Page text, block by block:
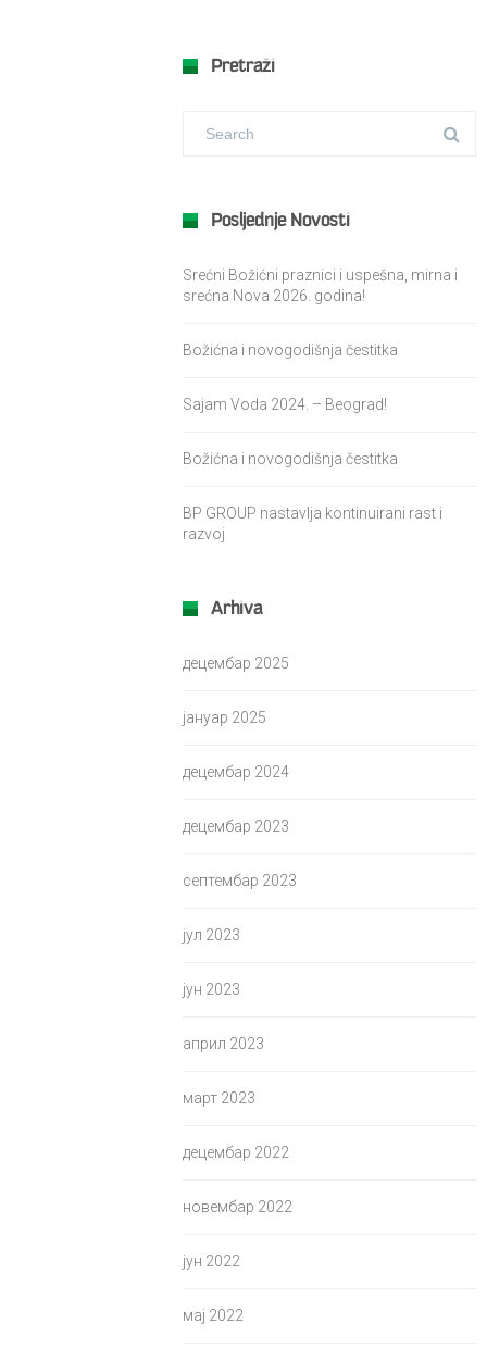
Pretraži
Posljednje Novosti
Srećni Božićni praznici i uspešna, mirna i
srećna Nova 2026. godina!
Božićna i novogodišnja čestitka
Sajam Voda 2024. – Beograd!
Božićna i novogodišnja čestitka
BP GROUP nastavlja kontinuirani rast i
razvoj
Arhiva
децембар 2025
јануар 2025
децембар 2024
децембар 2023
септембар 2023
јул 2023
јун 2023
април 2023
март 2023
децембар 2022
новембар 2022
јун 2022
мај 2022